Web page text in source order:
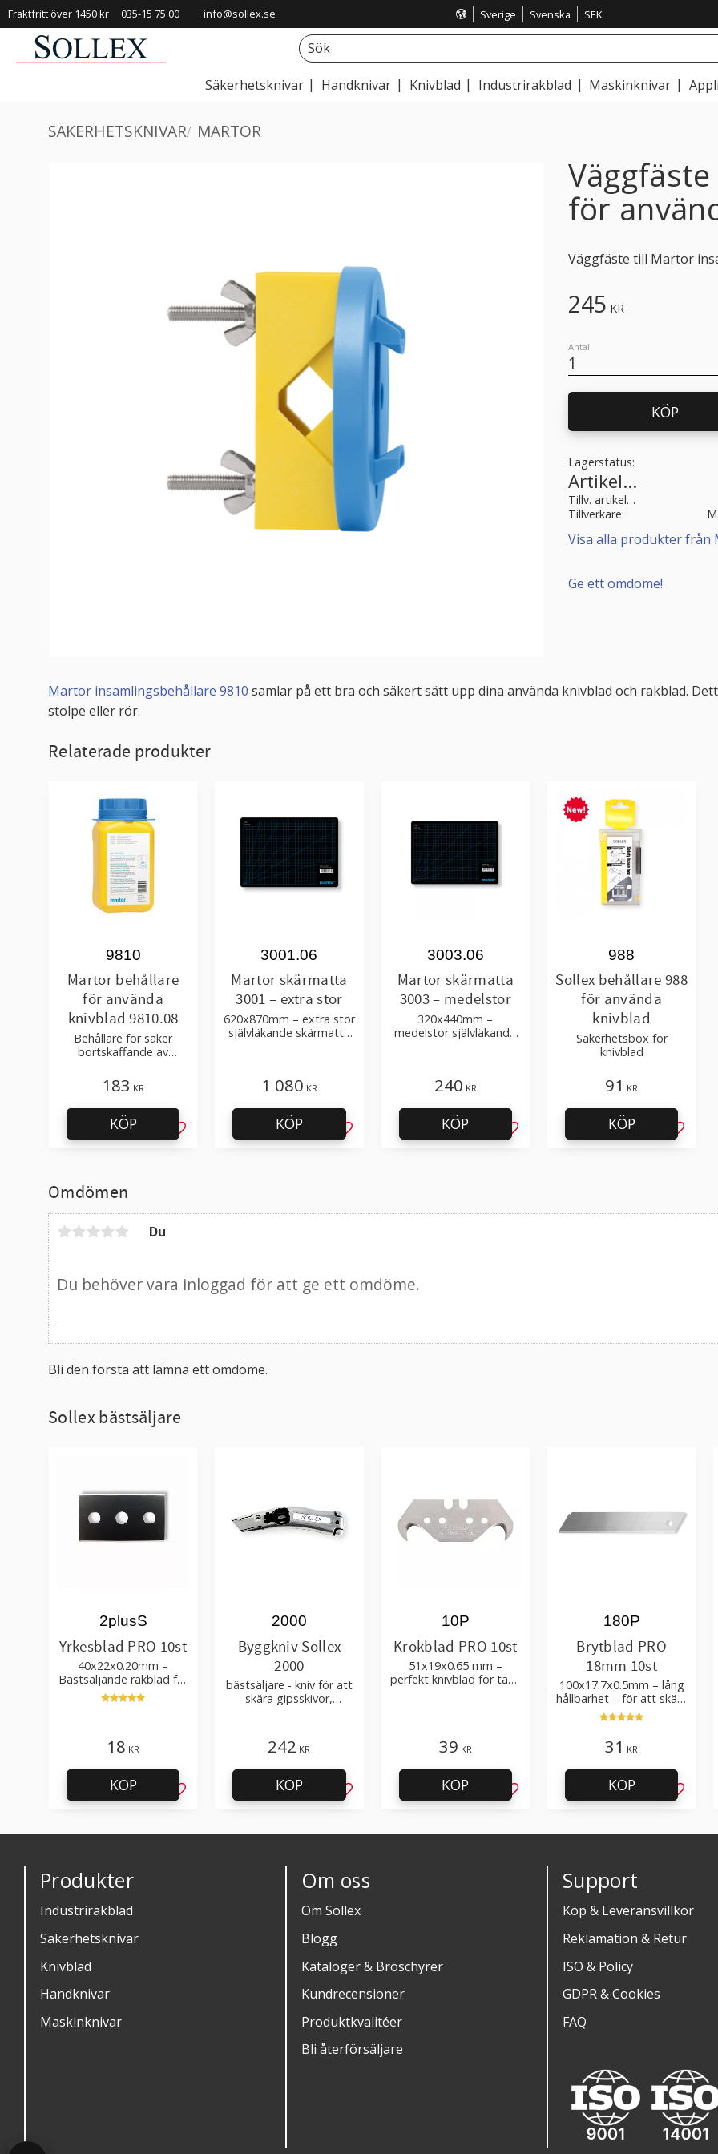
Fraktfritt över 1450 kr 035-15 75 00 info@sollex.se Sverige Svenska SEK
Säkerhetsknivar Handknivar Knivblad Industrirakblad Maskinknivar
SÄKERHETSKNIVAR MARTOR
för
Väggfäste till Martor
245 KR
Antal
KÖP
Lagerstatus
Artikelnr
Tillv. artikelnr
Tillverkare
Visa alla produkter från
Ge ett omdöme!
Martor insamlingsbehållare 9810 samlar på ett bra och säkert sätt upp dina använda knivblad och rakblad.
stolpe eller rör.
Omdömen
Du
Bli den första att lämna ett omdöme.
Relaterade produkter
Martor behållare
för använda
knivblad 9810.08
Behållare för säker
bortskaffande av
med 9845
9810
183 KR
Lägg till i favoriter
KÖP
Martor skärmatta
3001 – extra stor
620x870mm – extra stor
självläkande skärmatta
3001.06
1 080 KR
Lägg till i favoriter
KÖP
Martor skärmatta
3003 – medelstor
320x440mm –
medelstor självläkande
3003.06
240 KR
Lägg till i favoriter
KÖP
Sollex behållare 988
för använda
knivblad
Säkerhetsbox för
knivblad
988
91 KR
Lägg
KÖP
Sollex bästsäljare
Yrkesblad PRO 10st
40x22x0.20mm –
Bästsäljande rakblad för
att skära tapet, tyg, filt,
hobby bruk
2plusS
18 KR
Lägg till i favoriter
KÖP
Byggkniv Sollex
2000
bästsäljare - kniv för att
skära gipsskivor,
2000
242 KR
Lägg till i favoriter
KÖP
Krokblad PRO 10st
51x19x0.65 mm –
perfekt knivblad för tak-,
10P
39 KR
Lägg till i favoriter
KÖP
Brytblad PRO
18mm 10st
100x17.7x0.5mm – lång
hållbarhet – för att skära
kartong, tapet och
golvmaterial
180P
31 KR
Lägg
KÖP
Produkter
Industrirakblad
Säkerhetsknivar
Knivblad
Handknivar
Maskinknivar
Om oss
Om Sollex
Blogg
Kataloger & Broschyrer
Kundrecensioner
Produktkvalitéer
Bli återförsäljare
Support
Köp & Leveransvillkor
Reklamation & Retur
ISO & Policy
GDPR & Cookies
FAQ